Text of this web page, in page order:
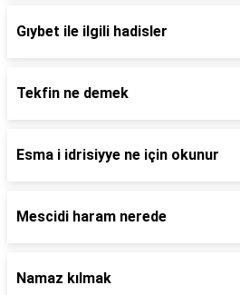
Gıybet ile ilgili hadisler
Tekfin ne demek
Esma i idrisiyye ne için okunur
Mescidi haram nerede
Namaz kılmak